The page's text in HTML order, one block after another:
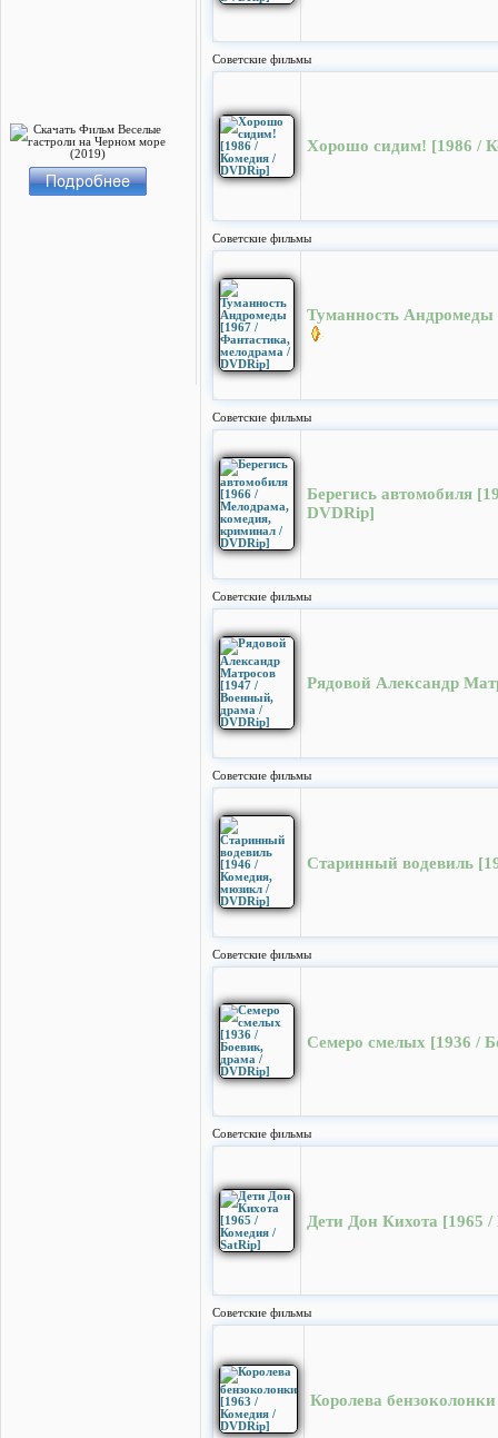
Cоветские фильмы
Хорошо сидим! [1986 /
Cоветские фильмы
Туманность Андромеды
Cоветские фильмы
Берегись автомобиля
DVDRip]
Cоветские фильмы
Рядовой Александр
Cоветские фильмы
Старинный водевиль
Cоветские фильмы
Семеро смелых [1936 /
Cоветские фильмы
Дети Дон Кихота [1965
Cоветские фильмы
Королева